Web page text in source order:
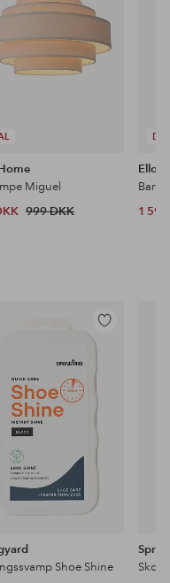
Miguel
999 DKK
Ellos
1
Tilføj
til
Shoe Shine